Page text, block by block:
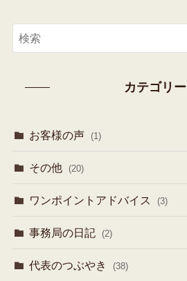
カテゴリー
お客様の声 (1)
その他 (20)
ワンポイントアドバイス (3)
事務局の日記 (2)
代表のつぶやき (38)